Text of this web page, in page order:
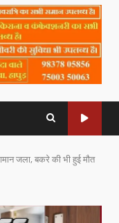
जला, बकरे की भी हुई मौत